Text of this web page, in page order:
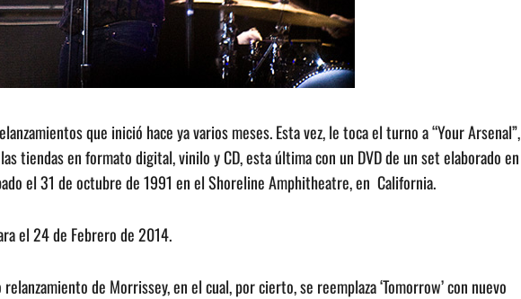
que inició hace ya varios meses. Esta vez, le toca el turno a “Your Arsenal”,
tiendas en formato digital, vinilo y CD, esta última con un DVD de un set elaborado en
el 31 de octubre de 1991 en el Shoreline Amphitheatre, en California.
el 24 de Febrero de 2014.
de Morrissey, en el cual, por cierto, se reemplaza ‘Tomorrow’ con nuevo